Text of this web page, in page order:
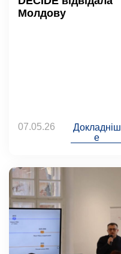
Молдову
07.05.26
Докладніш
е